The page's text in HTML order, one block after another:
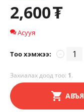
2,600₮
Асууя
Тоо хэмжээ: −
Захиалах доод тоо: 1.
АВЪЯ